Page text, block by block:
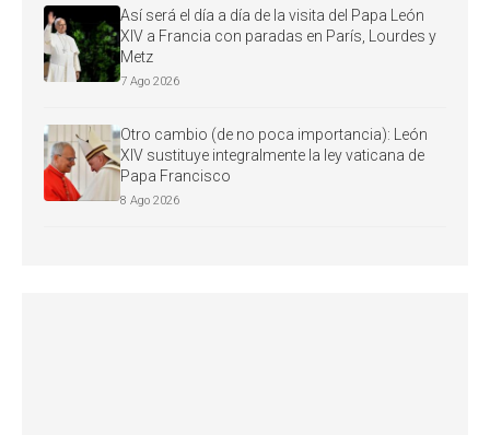
Así será el día a día de la visita del Papa León
XIV a Francia con paradas en París, Lourdes y
Metz
7 Ago 2026
Otro cambio (de no poca importancia): León
XIV sustituye integralmente la ley vaticana de
Papa Francisco
8 Ago 2026